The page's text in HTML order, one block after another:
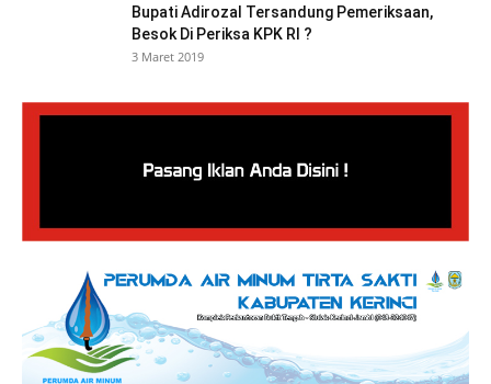
Bupati Adirozal Tersandung Pemeriksaan,
Besok Di Periksa KPK RI ?
3 Maret 2019